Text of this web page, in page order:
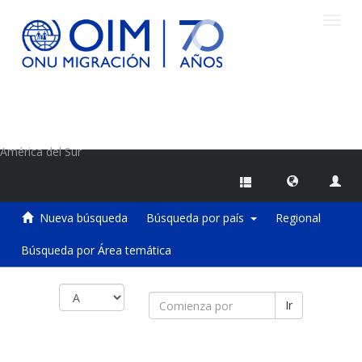
América del Sur
Nueva búsqueda Búsqueda por país Regional
Búsqueda por Área temática
Ir